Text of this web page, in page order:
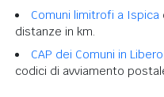
Comuni limitrofi a Ispica
distanze in km.
CAP dei Comuni in
codici di avviamento